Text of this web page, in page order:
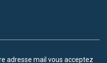
adresse mail vous acceptez